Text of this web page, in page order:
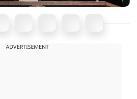
ADVERTISEMENT